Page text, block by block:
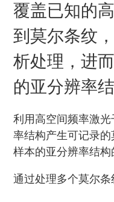
覆盖已知的
到莫尔条纹
析处理，进
的亚分辨率
利用高空间频率激
率结构产生可记录
样本的亚分辨率结构
通过处理多个莫尔条